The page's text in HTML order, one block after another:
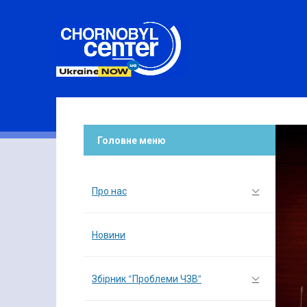
Головне меню
Про нас
Новини
Збірник “Проблеми ЧЗВ”